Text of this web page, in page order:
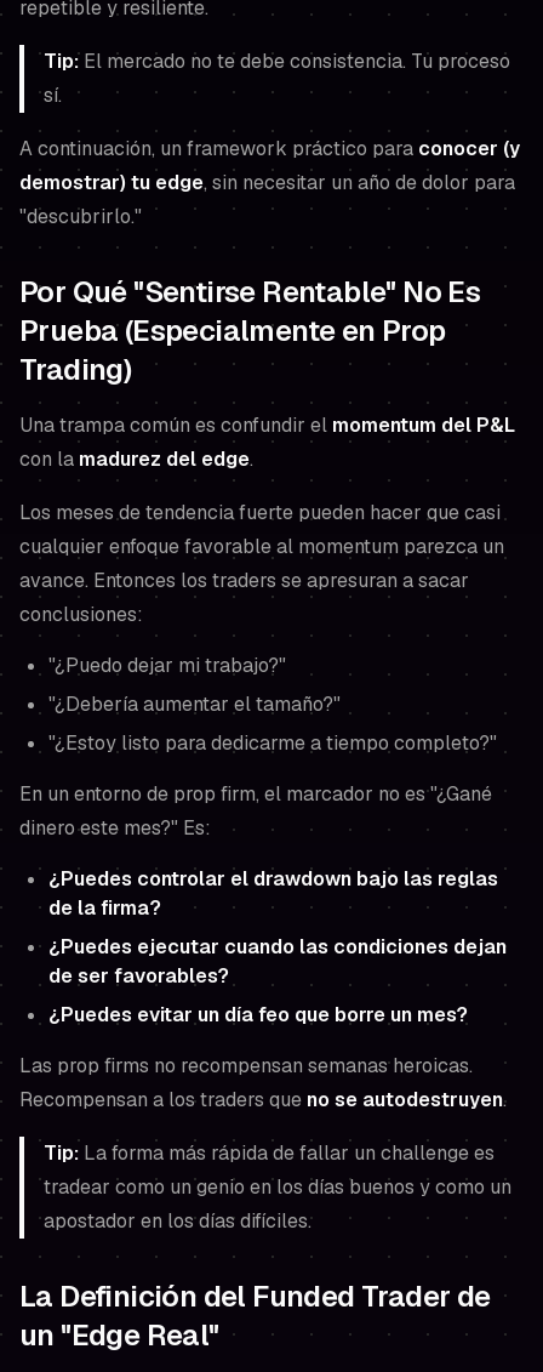
repetible y resiliente.
Tip:El mercado no te debe consistencia. Tu proceso
sí.
A continuación, un framework práctico para conocer (y
demostrar) tu edge, sin necesitar un año de dolor para
"descubrirlo."
Por Qué "Sentirse Rentable" No Es
Prueba (Especialmente en Prop
Trading)
Una trampa común es confundir el momentum del P&L
con la madurez del edge.
Los meses de tendencia fuerte pueden hacer que casi
cualquier enfoque favorable al momentum parezca un
avance. Entonces los traders se apresuran a sacar
conclusiones:
"¿Puedo dejar mi trabajo?"
"¿Debería aumentar el tamaño?"
"¿Estoy listo para dedicarme a tiempo completo?"
En un entorno de prop firm, el marcador no es "¿Gané
dinero este mes?" Es:
¿Puedes controlar el drawdown bajo las reglas
de la firma?
¿Puedes ejecutar cuando las condiciones dejan
de ser favorables?
¿Puedes evitar un día feo que borre un mes?
Las prop firms no recompensan semanas heroicas.
Recompensan a los traders que no se autodestruyen.
Tip: La forma más rápida de fallar un challenge es
tradear como un genio en los días buenos y como un
apostador en los días difíciles.
La Definición del Funded Trader de
un "Edge Real"